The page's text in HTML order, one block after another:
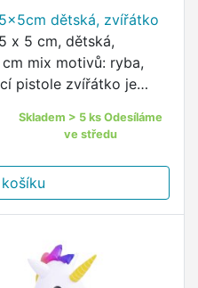
dětská, zvířátko
x 5 cm, dětská,
mix motivů: ryba,
pistole zvířátko je
Skladem > 5 ks Odesíláme
ve středu